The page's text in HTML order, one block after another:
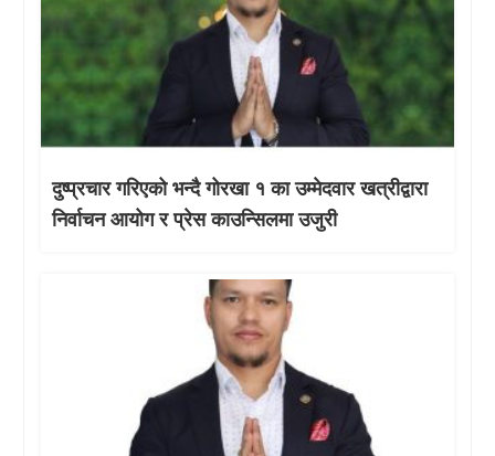
दुष्प्रचार गरिएको भन्दै गोरखा १ का उम्मेदवार खत्रीद्वारा
निर्वाचन आयोग र प्रेस काउन्सिलमा उजुरी